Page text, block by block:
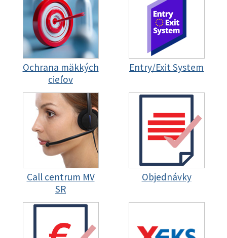
Ochrana mäkkých
cieľov
Entry/Exit System
Call centrum MV
SR
Objednávky